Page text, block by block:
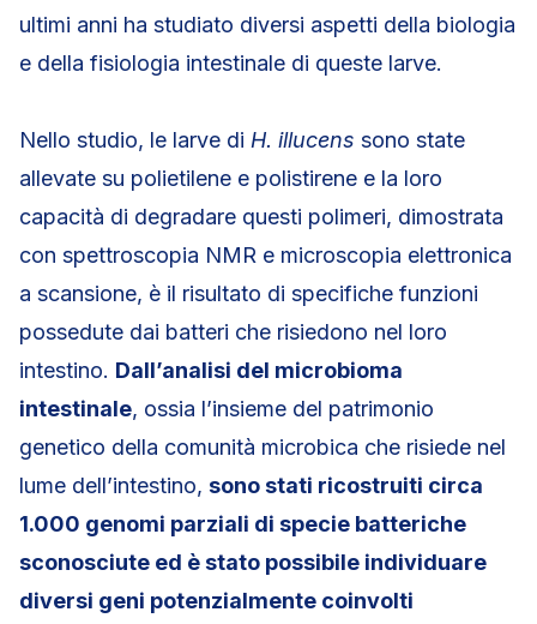
ultimi anni ha studiato diversi aspetti della biologia
e della fisiologia intestinale di queste larve.
Nello studio, le larve di H. illucens sono state
allevate su polietilene e polistirene e la loro
capacità di degradare questi polimeri, dimostrata
con spettroscopia NMR e microscopia elettronica
a scansione, è il risultato di specifiche funzioni
possedute dai batteri che risiedono nel loro
intestino. Dall’analisi del microbioma
intestinale, ossia l’insieme del patrimonio
genetico della comunità microbica che risiede nel
lume dell’intestino, sono stati ricostruiti circa
1.000 genomi parziali di specie batteriche
sconosciute ed è stato possibile individuare
diversi geni potenzialmente coinvolti